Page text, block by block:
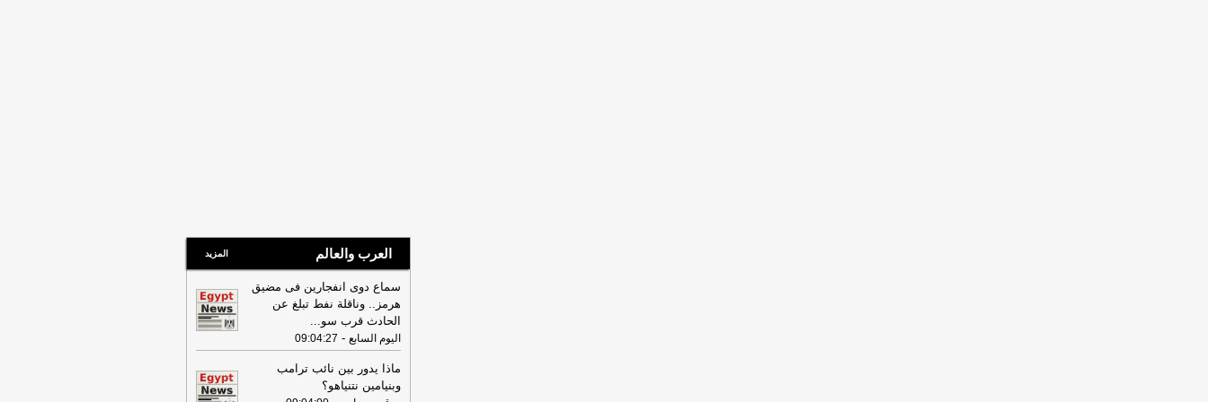
العرب والعالم المزيد
سماع دوى انفجارين فى مضيق
هرمز.. وناقلة نفط تبلغ عن
الحادث قرب سو...
اليوم السابع -
09:04:27
ماذا يدور بين نائب ترامب
وبنيامين نتنياهو؟